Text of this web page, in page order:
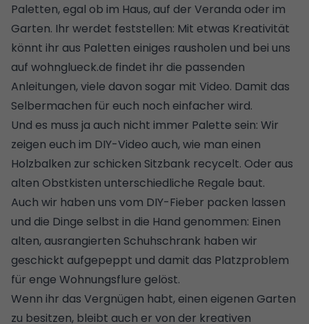
Paletten, egal ob im Haus, auf der Veranda oder im
Garten. Ihr werdet feststellen: Mit etwas Kreativität
könnt ihr aus Paletten einiges rausholen und bei uns
auf wohnglueck.de findet ihr die passenden
Anleitungen, viele davon sogar mit Video. Damit das
Selbermachen für euch noch einfacher wird.
Und es muss ja auch nicht immer Palette sein: Wir
zeigen euch im DIY-Video auch,wie man einen
Holzbalken zur schicken Sitzbank recycelt. Oder aus
alten Obstkisten unterschiedliche Regale baut.
Auch wir haben uns vom DIY-Fieber packen lassen
und die Dinge selbst in die Hand genommen: Einen
alten, ausrangierten Schuhschrank haben wir
geschickt aufgepeppt und damit das Platzproblem
für enge Wohnungsflure gelöst.
Wenn ihr das Vergnügen habt, einen eigenen Garten
zu besitzen, bleibt auch er von der kreativen